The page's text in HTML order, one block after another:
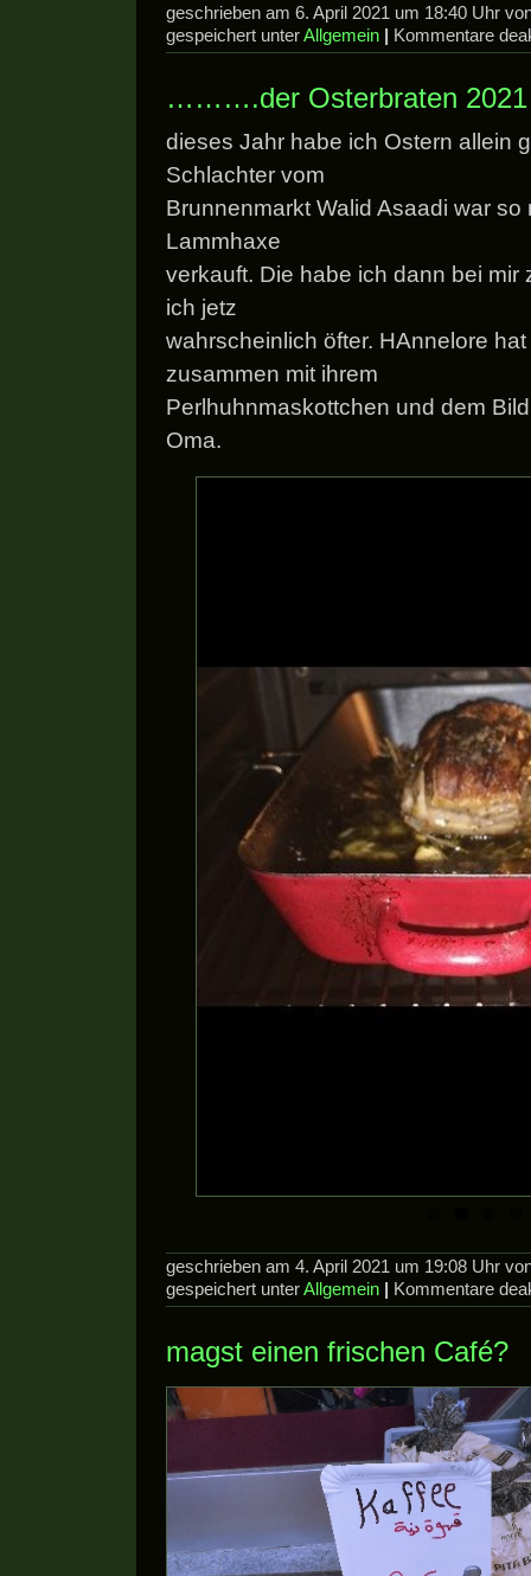
geschrieben am 6. April 2021 um 18:40 Uhr
gespeichert unterAllgemein Kommentare
……….der Osterbraten 2021
dieses Jahr habe ich Ostern allein
Schlachter vom
Brunnenmarkt Walid Asaadi war so
Lammhaxe
verkauft. Die habe ich dann bei mir
ich jetz
wahrscheinlich öfter. HAnnelore
zusammen mit ihrem
Perlhuhnmaskottchen und dem
Oma.
geschrieben am 4. April 2021 um 19:08 Uhr
gespeichert unterAllgemein Kommentare
magst einen frischen Café?